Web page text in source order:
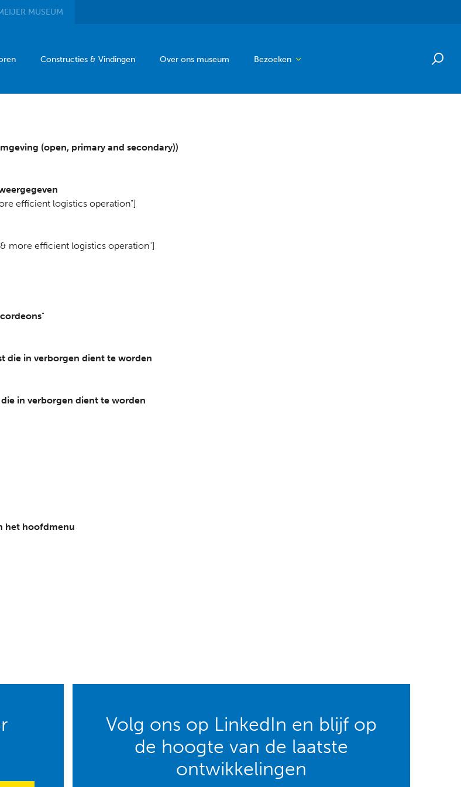
MUSEUM
Constructies & Vindingen Over ons museum Bezoeken
(open, primary and secondary))
efficient logistics operation"]
more efficient logistics operation"]
"
die in verborgen dient te worden
in verborgen dient te worden
het hoofdmenu
Volg ons op LinkedIn en blijf op
de hoogte van de laatste
ontwikkelingen